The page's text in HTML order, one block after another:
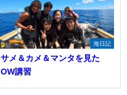
海日記
サメ＆カメ＆マンタを見た
OW講習